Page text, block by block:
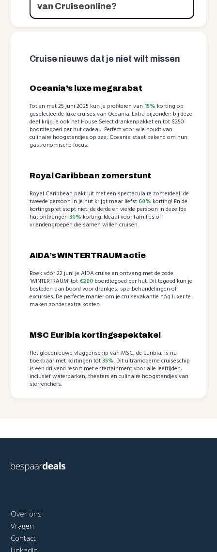
van Cruiseonline?
Cruise nieuws dat je niet wilt missen
Oceania’s luxe megarabat
Tot en met 25 juni 2025 kun je profiteren van 15% korting op
geselecteerde luxe cruises van Oceania. Extra bijzonder: bij deze
deal krijg je ook het House Select drankenpakket en tot $250
boordtegoed per hut cadeau. Perfect voor wie houdt van
culinaire hoogstandjes op zee; Oceania staat bekend om hun
gastronomische focus.
Royal Caribbean zomerstunt
Royal Caribbean pakt uit met een spectaculaire zomerdeal: de
tweede persoon in je hut krijgt maar liefst 60% korting! En de
kortingspret stopt niet: de derde en vierde persoon in dezelfde
hut ontvangen30% korting. Ideaal voor families of
vriendengroepen die samen willen cruisen.
AIDA’s WINTERTRAUM actie
Boek vóór 22 juni je AIDA cruise en ontvang met de code
‘WINTERTRAUM’ tot€200 boordtegoed per hut. Dit tegoed kun je
besteden aan boord voor drankjes, spa-behandelingen of
excursies. De perfecte manier om je cruisevakantie nóg luxer te
maken zonder extra kosten.
MSC Euribia kortingsspektakel
Het gloednieuwe vlaggenschip van MSC, de Euribia, is nu
boekbaar met kortingen tot35%. Dit ultramoderne cruiseschip
is een drijvend resort met entertainment voor alle leeftijden,
inclusief waterparken, theaters en culinaire hoogstandjes van
sterrenchefs.
Over ons
Vragen
Contact